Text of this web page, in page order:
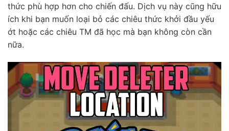
thức phù hợp hơn cho chiến đấu. Dịch vụ này cũng hữu
ích khi bạn muốn loại bỏ các chiêu thức khởi đầu yếu
ớt hoặc các chiêu TM đã học mà bạn không còn cần
nữa.